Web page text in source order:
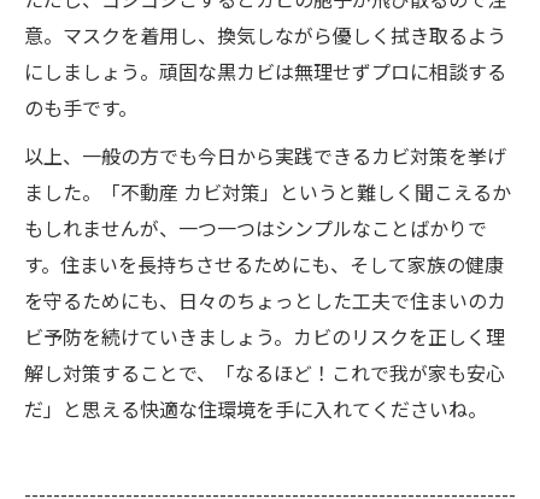
意。マスクを着用し、換気しながら優しく拭き取るよう
にしましょう​。頑固な黒カビは無理せずプロに相談する
のも手です。
以上、一般の方でも今日から実践できるカビ対策を挙げ
ました。「不動産 カビ対策」というと難しく聞こえるか
もしれませんが、一つ一つはシンプルなことばかりで
す。住まいを長持ちさせるためにも、そして家族の健康
を守るためにも、日々のちょっとした工夫で住まいのカ
ビ予防を続けていきましょう。カビのリスクを正しく理
解し対策することで、「なるほど！これで我が家も安心
だ」と思える快適な住環境を手に入れてくださいね。
--------------------------------------------------------------------